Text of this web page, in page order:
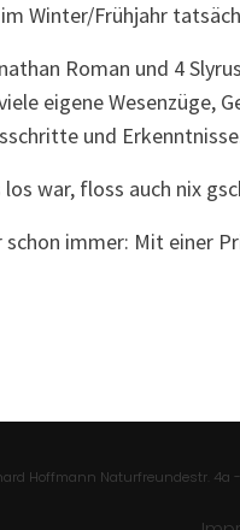
Winter/Frühjahr
Roman und 4
eigene Wesenzüge,
und
war, floss auch nix
schon immer: Mit einer
Hoffmann Naturfreundestr.